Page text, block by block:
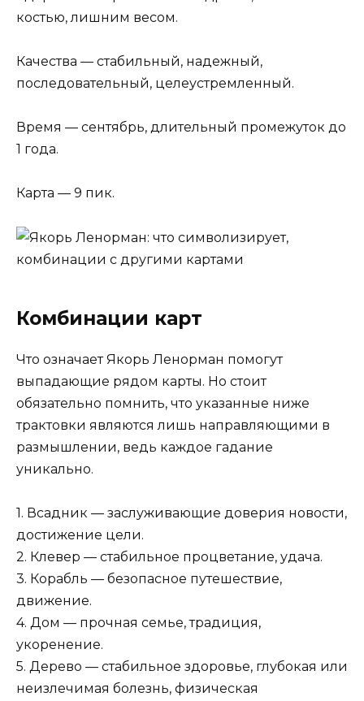
костью, лишним весом.
Качества — стабильный, надежный,
последовательный, целеустремленный.
Время — сентябрь, длительный промежуток до
1 года.
Карта — 9 пик.
Комбинации карт
Что означает Якорь Ленорман помогут
выпадающие рядом карты. Но стоит
обязательно помнить, что указанные ниже
трактовки являются лишь направляющими в
размышлении, ведь каждое гадание
уникально.
1. Всадник — заслуживающие доверия новости,
достижение цели.
2. Клевер — стабильное процветание, удача.
3. Корабль — безопасное путешествие,
движение.
4. Дом — прочная семье, традиция,
укоренение.
5. Дерево — стабильное здоровье, глубокая или
неизлечимая болезнь, физическая